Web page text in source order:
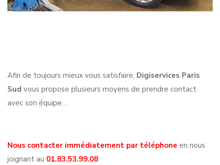
Afin de toujours mieux vous satisfaire, Digiservices Paris
Sud vous propose plusieurs moyens de prendre contact
avec son équipe…
Nous contacter immédiatement par téléphone en nous
joignant au 01.83.53.99.08